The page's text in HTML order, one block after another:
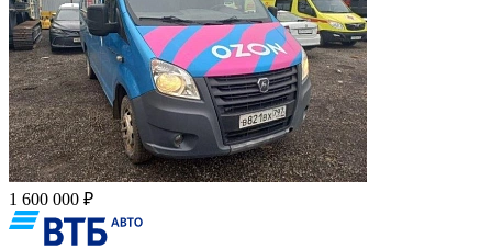
1 600 000 ₽